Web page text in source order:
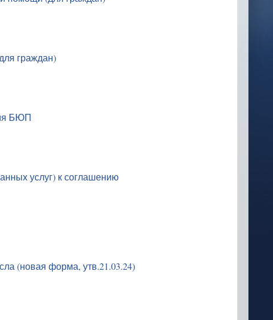
граждан)
БЮП
услуг) к соглашению
(новая форма, утв.21.03.24)